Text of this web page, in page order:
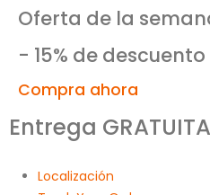
Oferta de la
- 15% de
Compra ahora
Entrega
Localización